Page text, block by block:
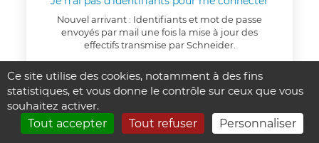
Nouvel arrivant : Identifiants et mot de passe
envoyés par mail une fois la mise à jour des
effectifs transmise par Schneider.
Un problème de connexion ?
Ce site utilise des cookies, notamment à des fins
statistiques, et vous donne le contrôle sur ceux que vous
souhaitez activer.
Tout accepter
Tout refuser Personnaliser